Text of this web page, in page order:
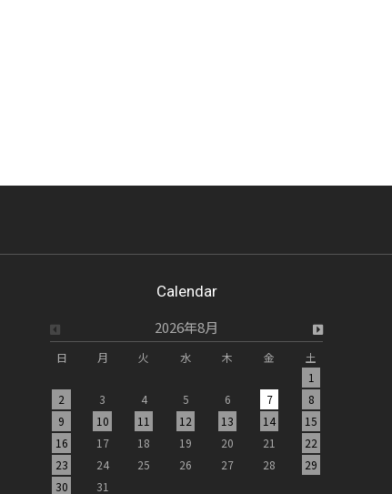
Calendar
2026年8月
日 月 火 水 木 金
土
1
2
3 4 5 6 7
8
9
10 11 12 13 14
15
16
17 18 19 20 21
22
23
24 25 26 27 28
29
30
31